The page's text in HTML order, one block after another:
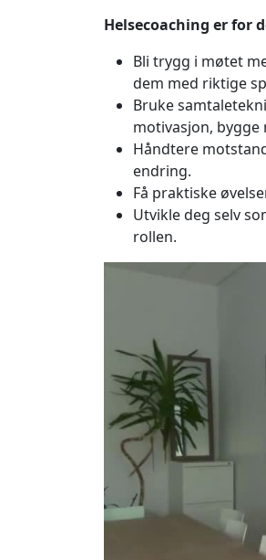
Helsecoaching er for
Bli trygg i møtet
dem med riktige
Bruke
motivasjon,
Håndtere
endring.
Få praktiske
Utvikle deg selv
rollen.